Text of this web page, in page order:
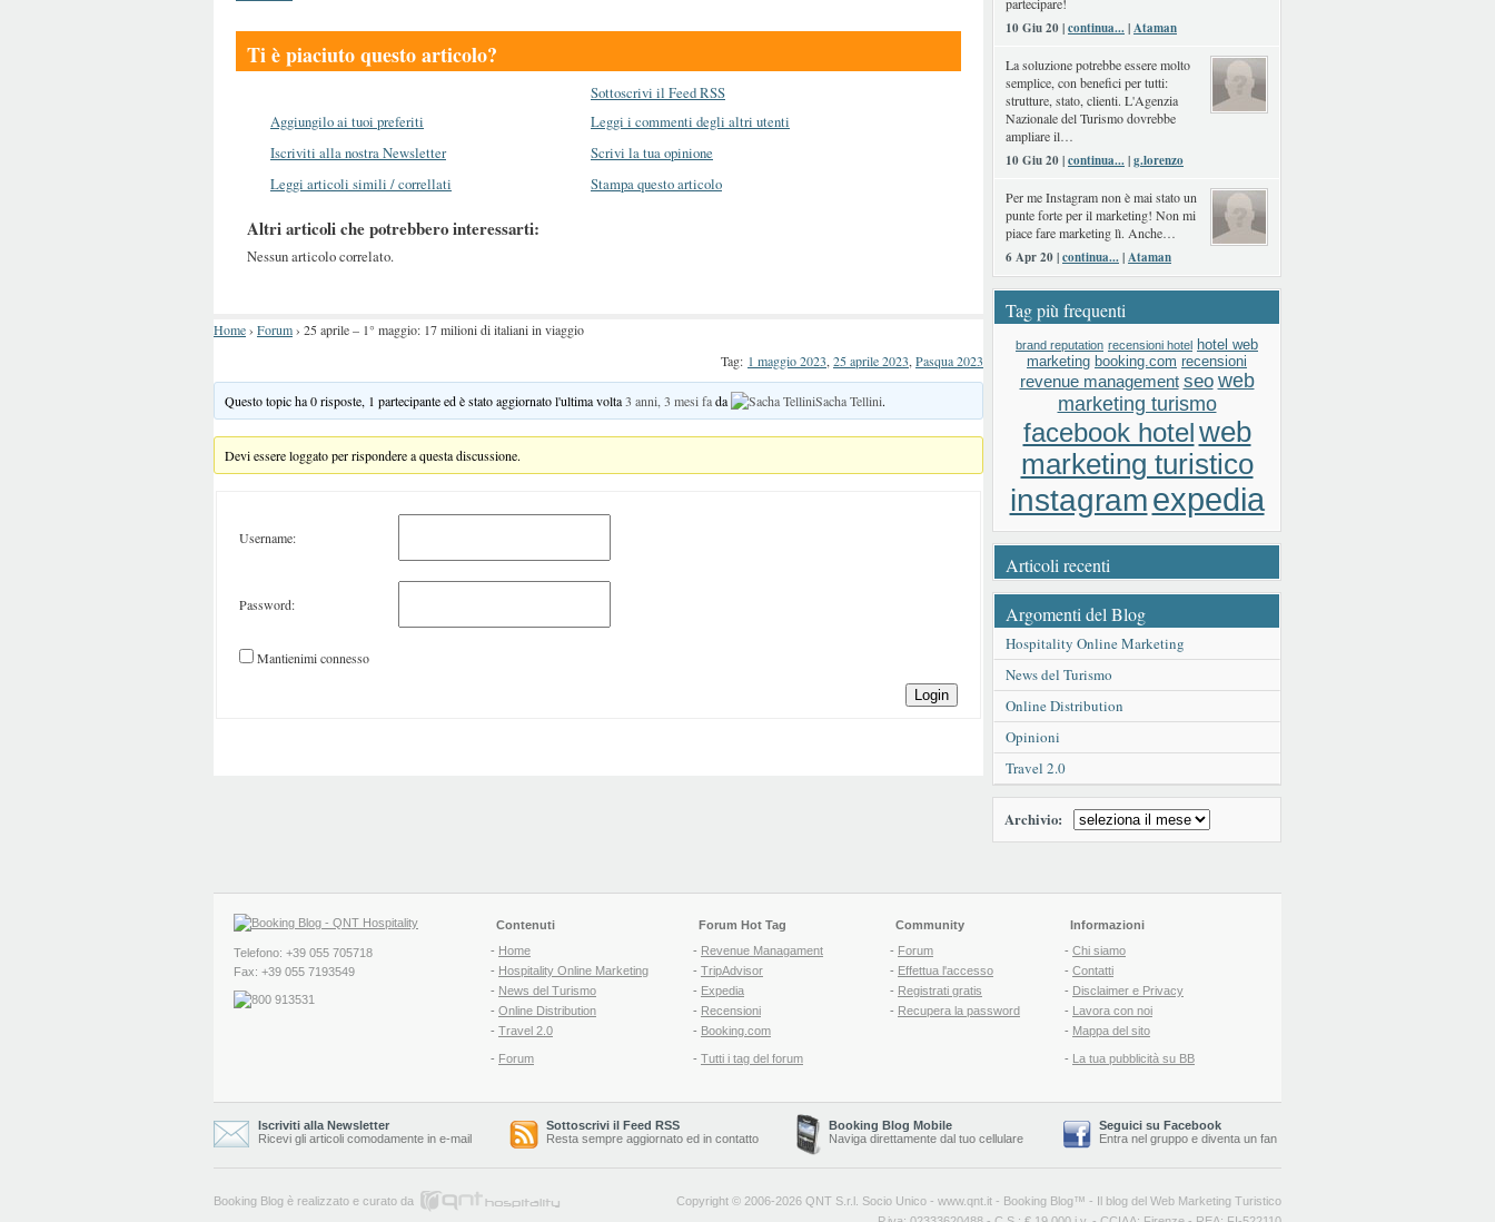
Ti è piaciuto questo articolo?
Sottoscrivi il Feed RSS
Aggiungilo ai tuoi preferiti
Leggi i commenti degli altri utenti
Iscriviti alla nostra Newsletter
Scrivi la tua opinione
Leggi articoli simili / correllati
Stampa questo articolo
Altri articoli che potrebbero interessarti:
Nessun articolo correlato.
Home› Forum› 25 aprile – 1° maggio: 17 milioni di italiani in viaggio
Tag: 1 maggio 2023, 25 aprile 2023, Pasqua 2023
Questo topic ha 0 risposte, 1 partecipante ed è stato aggiornato l'ultima volta3 anni, 3 mesi fada Sacha Tellini.
Devi essere loggato per rispondere a questa discussione.
Username:
Password:
Mantienimi connesso
Login
10 Giu 20 |continua...|Ataman
La soluzione potrebbe essere molto
semplice, con benefici per tutti:
strutture, stato, clienti. L'Agenzia
Nazionale del Turismo dovrebbe
ampliare il…
10 Giu 20 |continua...|g.lorenzo
Per me Instagram non è mai stato un
punte forte per il marketing! Non mi
piace fare marketing lì. Anche…
6 Apr 20 |continua...|Ataman
Tag più frequenti
brand reputation recensioni hotel hotel web
marketing booking.com recensioni
revenue management seo web
marketing turismo
facebook hotelweb
marketing turistico
instagramexpedia
Articoli recenti
Argomenti del Blog
Hospitality Online Marketing
News del Turismo
Online Distribution
Opinioni
Travel 2.0
Archivio:
Telefono: +39 055 705718
Fax: +39 055 7193549
Contenuti
- Home
- Hospitality Online Marketing
- News del Turismo
- Online Distribution
- Travel 2.0
- Forum
Forum Hot Tag
- Revenue Managament
- TripAdvisor
- Expedia
- Recensioni
- Booking.com
- Tutti i tag del forum
Community
- Forum
- Effettua l'accesso
- Registrati gratis
- Recupera la password
Informazioni
- Chi siamo
- Contatti
- Disclaimer e Privacy
- Lavora con noi
- Mappa del sito
- La tua pubblicità su BB
Iscriviti alla Newsletter
Ricevi gli articoli comodamente in e-mail
Sottoscrivi il Feed RSS
Resta sempre aggiornato ed in contatto
Booking Blog Mobile
Naviga direttamente dal tuo cellulare
Seguici su Facebook
Entra nel gruppo e diventa un fan
Booking Blog è realizzato e curato da Copyright © 2006-2026 QNT S.r.l. Socio Unico - www.qnt.it - Booking Blog™ - Il blog del Web Marketing Turistico